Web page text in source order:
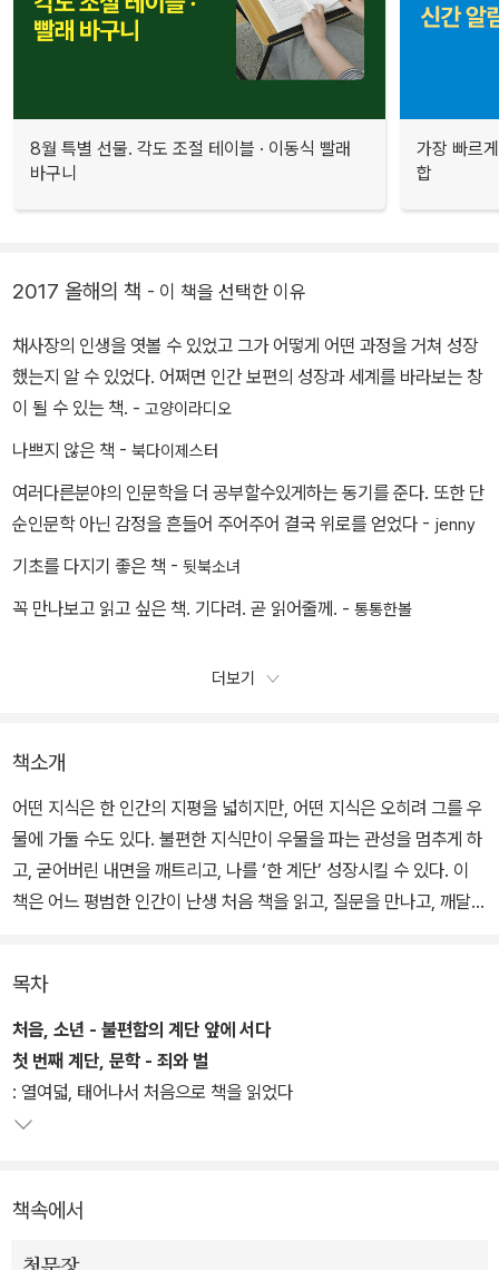
8월 특별 선물. 각도 조절 테이블 · 이동식 빨래
바구니
가장 빠르
합
2017 올해의 책 - 이 책을 선택한 이유
채사장의 인생을 엿볼 수 있었고 그가 어떻게 어떤 과정을 거쳐 성장
했는지 알 수 있었다. 어쩌면 인간 보편의 성장과 세계를 바라보는 창
이 될 수 있는 책. - 고양이라디오
나쁘지 않은 책 - 북다이제스터
여러다른분야의 인문학을 더 공부할수있게하는 동기를 준다. 또한 단
순인문학 아닌 감정을 흔들어 주어주어 결국 위로를 얻었다 - jenny
기초를 다지기 좋은 책 - 뒷북소녀
꼭 만나보고 읽고 싶은 책. 기다려. 곧 읽어줄께. - 통통한볼
더보기
책소개
어떤 지식은 한 인간의 지평을 넓히지만, 어떤 지식은 오히려 그를 우
물에 가둘 수도 있다. 불편한 지식만이 우물을 파는 관성을 멈추게 하
고, 굳어버린 내면을 깨트리고, 나를 ‘한 계단’ 성장시킬 수 있다. 이
책은 어느 평범한 인간이 난생 처음 책을 읽고, 질문을 만나고, 깨달음
인문학의 최전선에서 독자와 가장 가깝게 만나온 작가 채사장은 이
책을 통해 인문학이 어떻게 삶을 변화시키는지 몸소 보여준다. 그리
하여 누구라도 자기만의 계단을 하나씩 밟아나가면 새로운 자신을,
색다른 인생을 만날 수 있음을 말한다.
며 촘촘히 펼쳐지는 질문들을 따라가 보자. 때론 낄낄대고 때론 울컥
목차
처음, 소년 - 불편함의 계단 앞에 서다
첫 번째 계단, 문학 - 죄와 벌
: 열여덟, 태어나서 처음으로 책을 읽었다
책속에서